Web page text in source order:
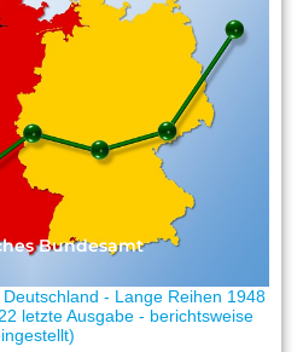
Bundesamt
- Lange Reihen 1948
letzte Ausgabe - berichtsweise